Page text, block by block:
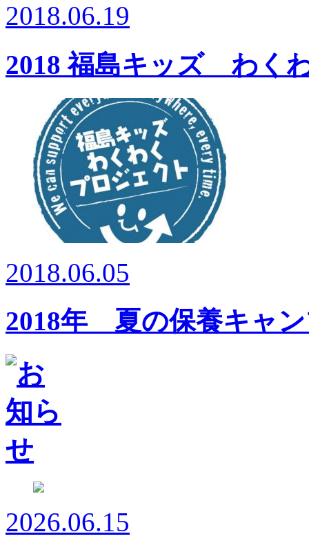
2018.06.19
2018 福島キッズ わく
2018.06.05
2018年 夏の保養キャ
2026.06.15